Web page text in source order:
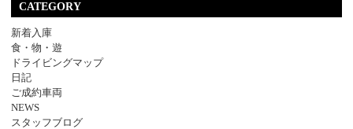
CATEGORY
新着入庫
食・物・遊
ドライビングマップ
日記
ご成約車両
NEWS
スタッフブログ